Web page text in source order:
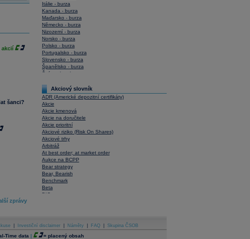
akcií
šanci?
zprávy
Itálie - burza
Kanada - burza
Maďarsko - burza
Německo - burza
Nizozemí - burza
Norsko - burza
Polsko - burza
Portugalsko - burza
Slovensko - burza
Španělsko - burza
Švýcarsko - burza
Akciový slovník
ADR (Americké depozitní certifikáty)
Akcie
Akcie kmenová
Akcie na doručitele
Akcie prioritní
Akciové riziko (Risk On Shares)
Akciové trhy
Arbitráž
At best order; at market order
Aukce na BCPP
Bear strategy
Bear, Bearish
Benchmark
Beta
BIC
Book To Bill Ratio
Book Value
Bookbuilding
Investiční disclaimer Náměty FAQ Skupina ČSOB
Time data | = placený obsah